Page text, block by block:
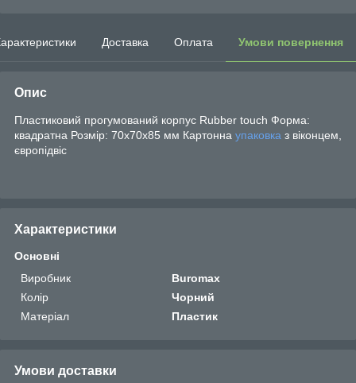
Доставка Оплата Умови повернення
Опис
Пластиковий прогумований корпус Rubber touch Форма:
квадратна Розмір: 70х70х85 мм Картонна упаковка з віконцем,
європідвіс
Характеристики
Основні
Виробник
Buromax
Колір
Чорний
Матеріал
Пластик
Умови доставки